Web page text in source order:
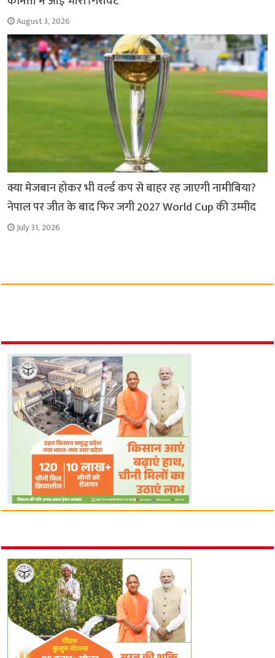
August 3, 2026
क्या मेजबान होकर भी वर्ल्ड कप से बाहर रह जाएगी नामीबिया?
नेपाल पर जीत के बाद फिर जगी 2027 World Cup की उम्मीद
July 31, 2026